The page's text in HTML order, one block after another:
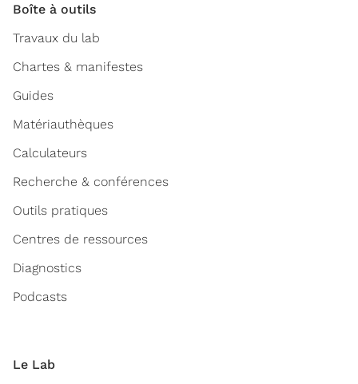
Boîte à outils
Travaux du lab
Chartes & manifestes
Guides
Matériauthèques
Calculateurs
Recherche & conférences
Outils pratiques
Centres de ressources
Diagnostics
Podcasts
Le Lab